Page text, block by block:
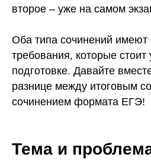
второе – уже на самом
Оба типа сочинений имеют
требования, которые стоит
подготовке. Давайте
разнице между итоговым
сочинением формата ЕГЭ!
Тема и